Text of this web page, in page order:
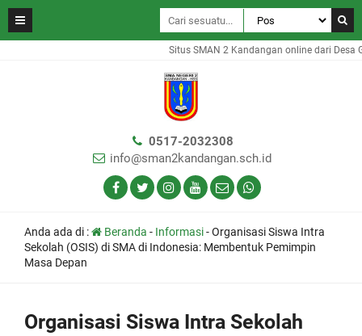
Situs SMAN 2 Kandangan online dari Desa
0517-2032308
info@sman2kandangan.sch.id
Anda ada di : Beranda - Informasi-Organisasi Siswa Intra
Sekolah (OSIS) di SMA di Indonesia: Membentuk Pemimpin
Masa Depan
Organisasi Siswa Intra Sekolah